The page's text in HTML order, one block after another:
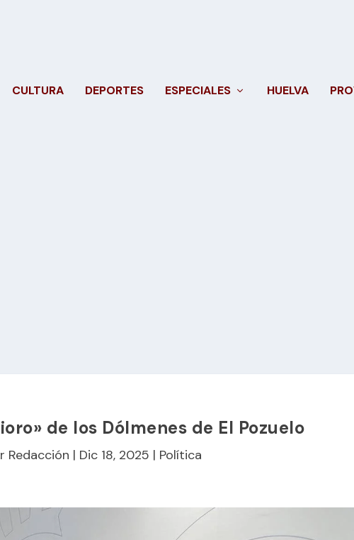
CULTURA DEPORTES ESPECIALES HUELVA
de los Dólmenes de El Pozuelo
Redacción | Dic 18, 2025 | Política